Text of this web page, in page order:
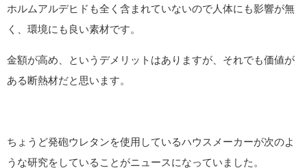
ホルムアルデヒドも全く含まれていないので人体にも影響が無
く、環境にも良い素材です。
金額が高め、というデメリットはありますが、それでも価値が
ある断熱材だと思います。
ちょうど発砲ウレタンを使用しているハウスメーカーが次のよ
うな研究をしていることがニュースになっていました。